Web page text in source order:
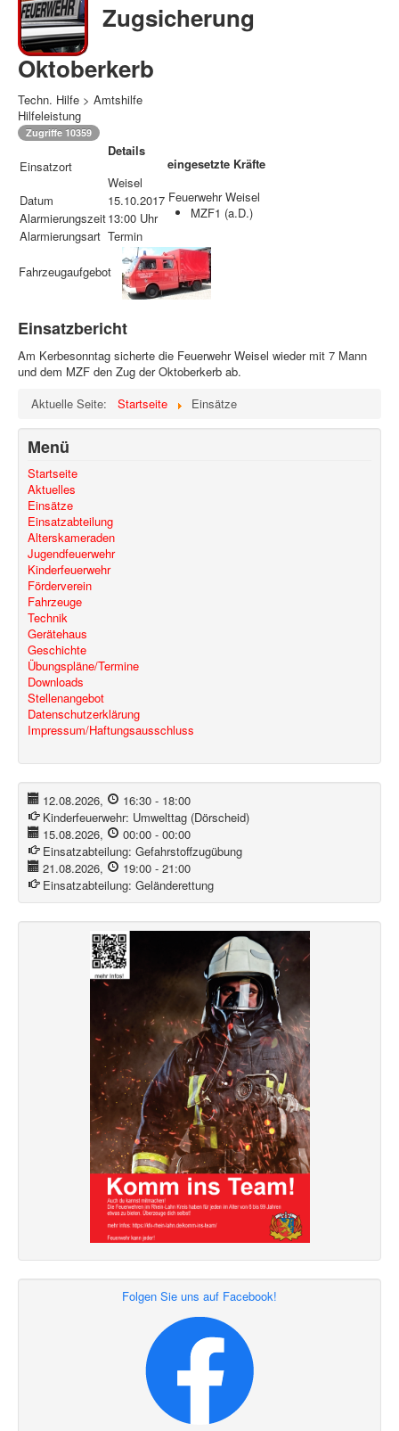
Zugsicherung
Oktoberkerb
Techn. Hilfe > Amtshilfe
Hilfeleistung
Zugriffe 10359
Einsatzort
Details
Weisel
Datum
15.10.2017
Alarmierungszeit13:00 Uhr
Alarmierungsart Termin
eingesetzte Kräfte
Feuerwehr Weisel
MZF1 (a.D.)
Fahrzeugaufgebot
Einsatzbericht
Am Kerbesonntag sicherte die Feuerwehr Weisel wieder mit 7 Mann
und dem MZF den Zug der Oktoberkerb ab.
Aktuelle Seite:
Startseite Einsätze
Menü
Startseite
Aktuelles
Einsätze
Einsatzabteilung
Alterskameraden
Jugendfeuerwehr
Kinderfeuerwehr
Förderverein
Fahrzeuge
Technik
Gerätehaus
Geschichte
Übungspläne/Termine
Downloads
Stellenangebot
Datenschutzerklärung
Impressum/Haftungsausschluss
12.08.2026, 16:30- 18:00
Kinderfeuerwehr: Umwelttag (Dörscheid)
15.08.2026, 00:00- 00:00
Einsatzabteilung:Gefahrstoffzugübung
21.08.2026, 19:00- 21:00
Einsatzabteilung:Geländerettung
Folgen Sie uns auf Facebook!